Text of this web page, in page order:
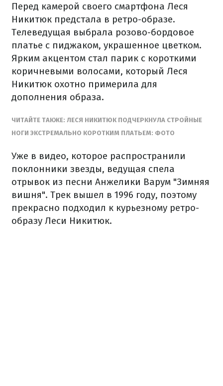
Перед камерой своего смартфона Леся
Никитюк предстала в ретро-образе.
Телеведущая выбрала розово-бордовое
платье с пиджаком, украшенное цветком.
Ярким акцентом стал парик с короткими
коричневыми волосами, который Леся
Никитюк охотно примерила для
дополнения образа.
ЧИТАЙТЕ ТАКЖЕ: ЛЕСЯ НИКИТЮК ПОДЧЕРКНУЛА СТРОЙНЫЕ
НОГИ ЭКСТРЕМАЛЬНО КОРОТКИМ ПЛАТЬЕМ: ФОТО
Уже в видео, которое распространили
поклонники звезды, ведущая спела
отрывок из песни Анжелики Варум "Зимняя
вишня". Трек вышел в 1996 году, поэтому
прекрасно подходил к курьезному ретро-
образу Леси Никитюк.